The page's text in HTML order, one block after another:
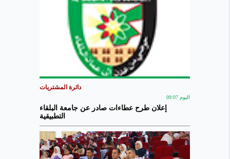
دائرة المشتريات
اليوم 09:07
إعلان طرح عطاءات صادر عن جامعة البلقاء
التطبيقية